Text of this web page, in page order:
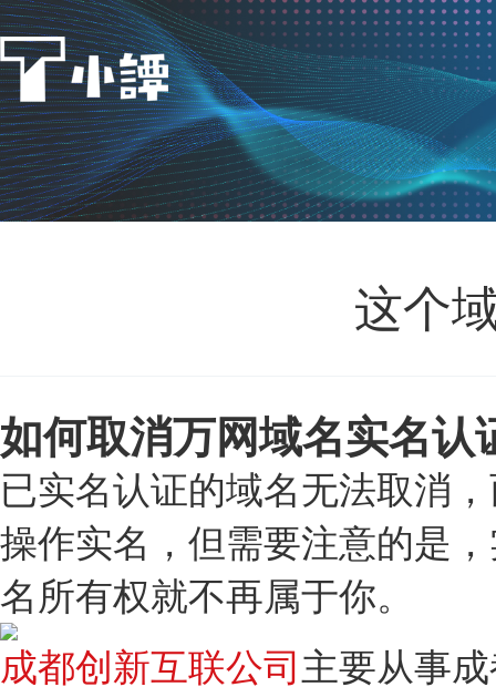
这个
如何取消万网域名实名认
已实名认证的域名无法取消
操作实名，但需要注意的是
名所有权就不再属于你。
成都创新互联公司 主要从事